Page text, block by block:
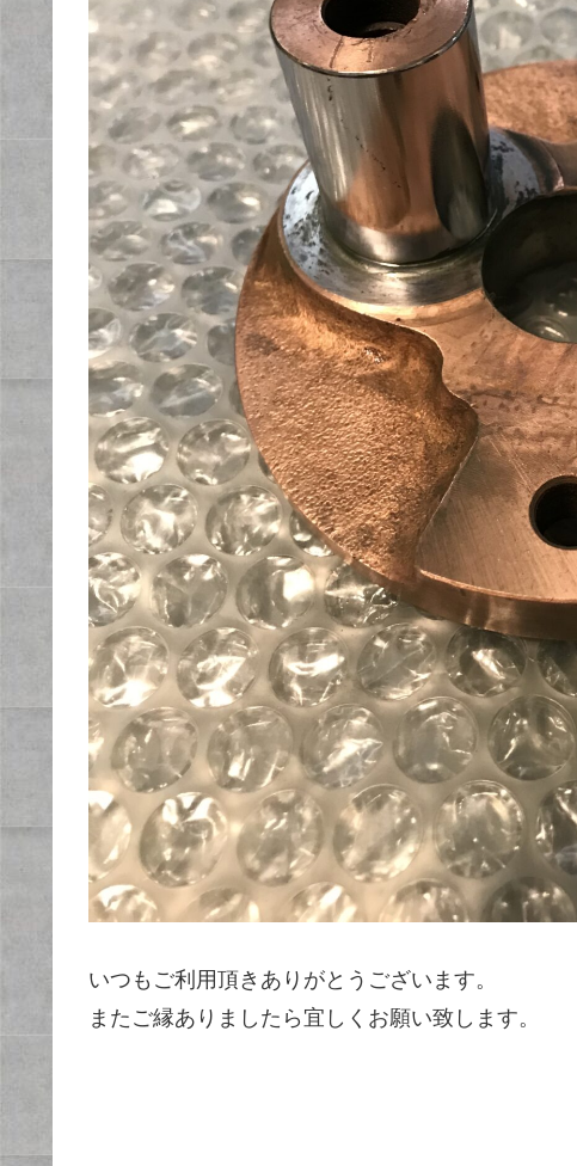
いつもご利用頂きありがとうございます。
またご縁ありましたら宜しくお願い致します。